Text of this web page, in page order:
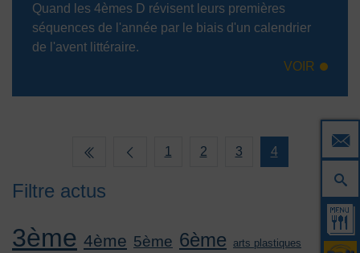
Quand les 4èmes D révisent leurs premières
séquences de l'année par le biais d'un calendrier
de l'avent littéraire.
VOIR
1 2 3 4
Filtre actus
3ème 4ème 5ème 6ème arts plastiques